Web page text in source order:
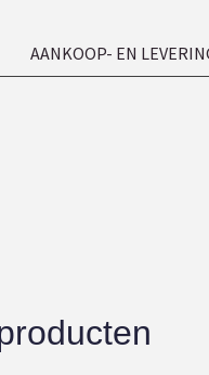
AANKOOP- EN